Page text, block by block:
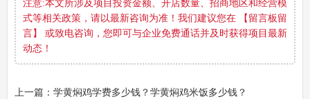
注意:本文所涉及项目投资金额、开店数量、招商地区和经营模
式等相关政策，请以最新咨询为准！我们建议您在 【留言板留
言】 或致电咨询，您即可与企业免费通话并及时获得项目最新
动态！
上一篇：学黄焖鸡学费多少钱？学黄焖鸡米饭多少钱？